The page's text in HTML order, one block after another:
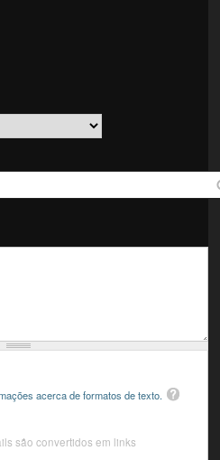
acerca de formatos de texto.
são convertidos em links